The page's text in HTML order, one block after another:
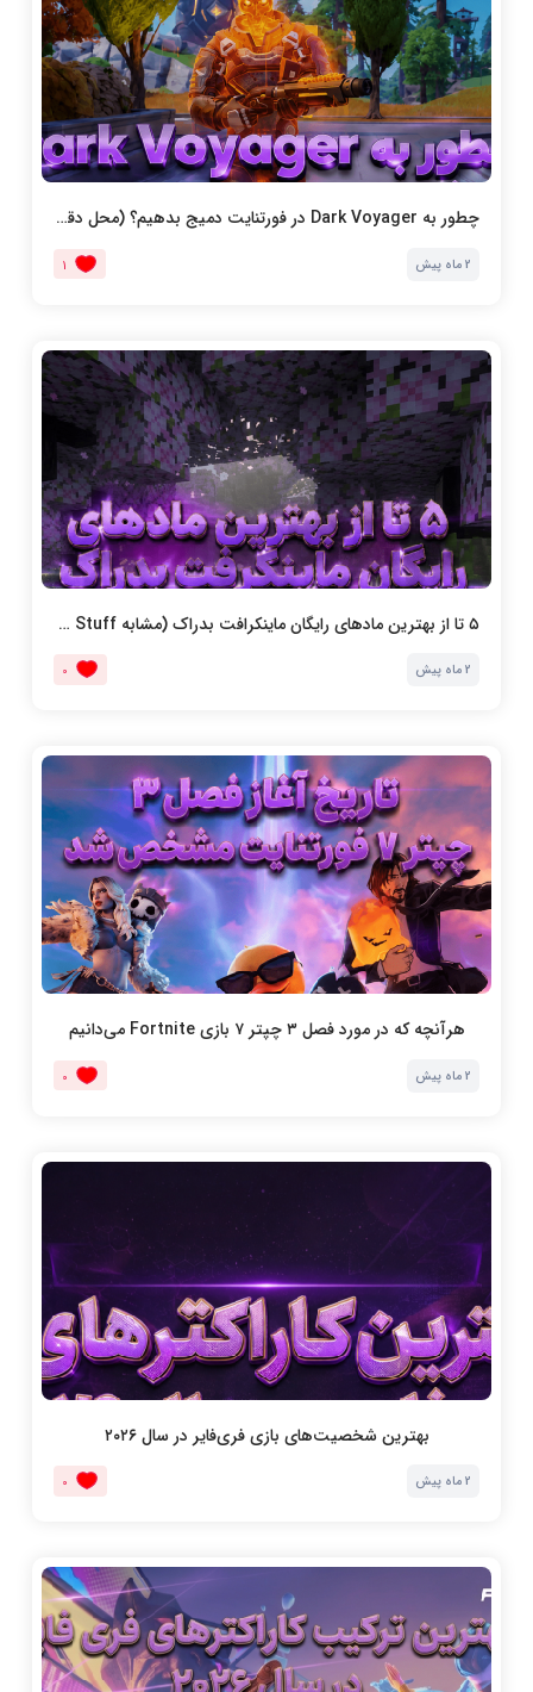
چطور به Dark Voyager در فورتنایت دمیج بدهیم؟ (محل دقیق روی نقشه)
2 ماه پیش 1
۵ تا از بهترین مادهای رایگان ماینکرافت بدراک (مشابه Actions and Stuff)
2 ماه پیش 0
هرآنچه که در مورد فصل ۳ چپتر ۷ بازی Fortnite می‌دانیم
2 ماه پیش 0
بهترین شخصیت‌های بازی فری‌فایر در سال ۲۰۲۶
2 ماه پیش 0